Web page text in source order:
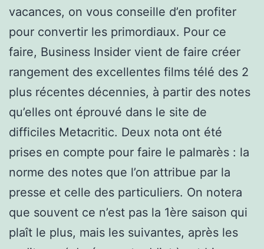
vacances, on vous conseille d’en profiter
pour convertir les primordiaux. Pour ce
faire, Business Insider vient de faire créer
rangement des excellentes films télé des 2
plus récentes décennies, à partir des notes
qu’elles ont éprouvé dans le site de
difficiles Metacritic. Deux nota ont été
prises en compte pour faire le palmarès : la
norme des notes que l’on attribue par la
presse et celle des particuliers. On notera
que souvent ce n’est pas la 1ère saison qui
plaît le plus, mais les suivantes, après les